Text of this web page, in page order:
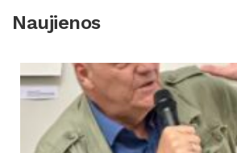
Naujienos